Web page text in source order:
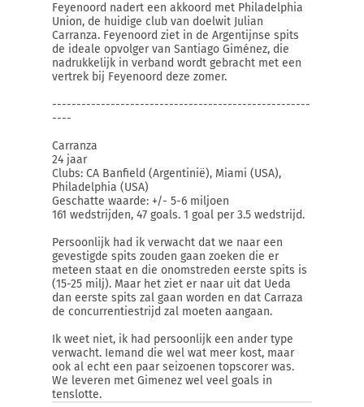
Feyenoord nadert een akkoord met Philadelphia
Union, de huidige club van doelwit Julian
Carranza. Feyenoord ziet in de Argentijnse spits
de ideale opvolger van Santiago Giménez, die
nadrukkelijk in verband wordt gebracht met een
vertrek bij Feyenoord deze zomer.
-----------------------------------------------------
----
Carranza
24 jaar
Clubs: CA Banfield (Argentinië), Miami (USA),
Philadelphia (USA)
Geschatte waarde: +/- 5-6 miljoen
161 wedstrijden, 47 goals. 1 goal per 3.5 wedstrijd.
Persoonlijk had ik verwacht dat we naar een
gevestigde spits zouden gaan zoeken die er
meteen staat en die onomstreden eerste spits is
(15-25 milj). Maar het ziet er naar uit dat Ueda
dan eerste spits zal gaan worden en dat Carraza
de concurrentiestrijd zal moeten aangaan.
Ik weet niet, ik had persoonlijk een ander type
verwacht. Iemand die wel wat meer kost, maar
ook al echt een paar seizoenen topscorer was.
We leveren met Gimenez wel veel goals in
tenslotte.